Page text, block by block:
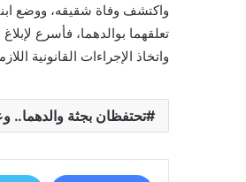
واكتشف وفاة شقيقه، ووضع
تعلقهما بوالدهما، فأسرع
واتخاذ الإجراءات القانونية
تحتفظان بجثة والدهما..